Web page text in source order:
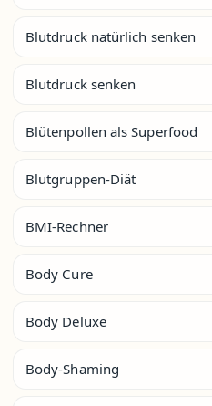
Blutdruck natürlich senken
Blutdruck senken
Blütenpollen als Superfood
Blutgruppen-Diät
BMI-Rechner
Body Cure
Body Deluxe
Body-Shaming